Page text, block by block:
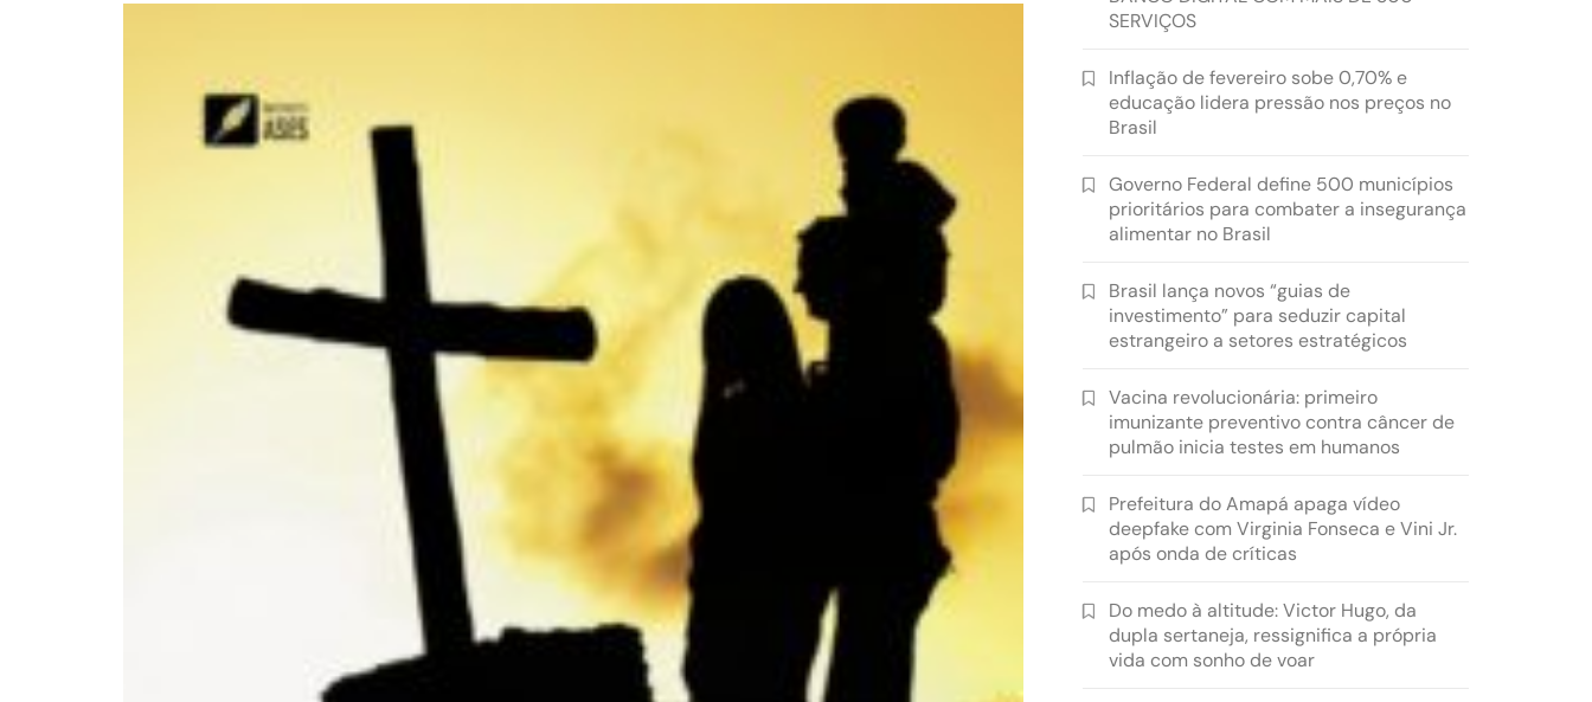
SERVIÇOS
Inflação de fevereiro sobe 0,70% e
educação lidera pressão nos preços no
Brasil
Governo Federal define 500 municípios
prioritários para combater a insegurança
alimentar no Brasil
Brasil lança novos “guias de
investimento” para seduzir capital
estrangeiro a setores estratégicos
Vacina revolucionária: primeiro
imunizante preventivo contra câncer de
pulmão inicia testes em humanos
Prefeitura do Amapá apaga vídeo
deepfake com Virginia Fonseca e Vini Jr.
após onda de críticas
Do medo à altitude: Victor Hugo, da
dupla sertaneja, ressignifica a própria
vida com sonho de voar